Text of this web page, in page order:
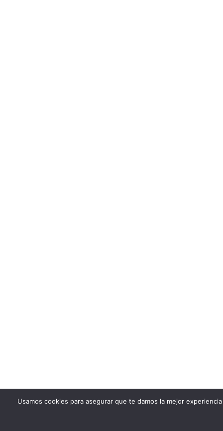
Usamos cookies para asegurar que te damos la mejor